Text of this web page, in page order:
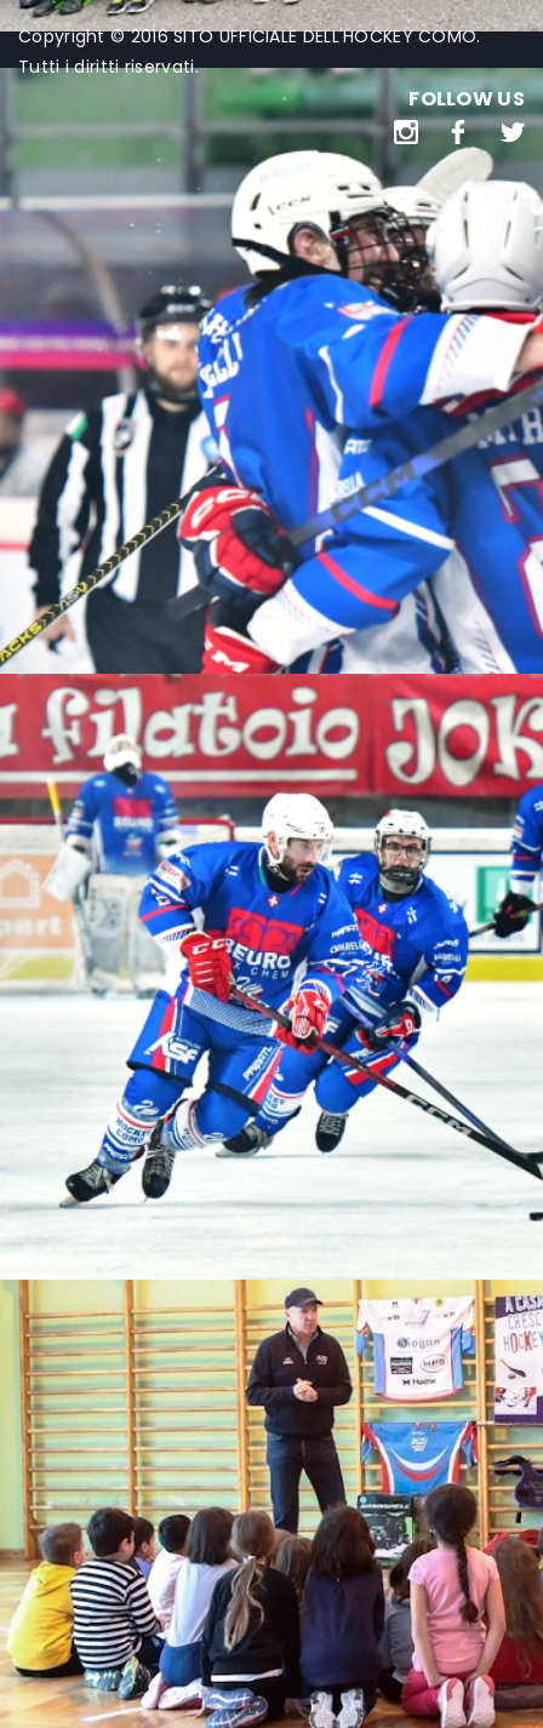
Copyright © 2016 SITO UFFICIALE DELL'HOCKEY COMO.
Tutti i diritti riservati.
FOLLOW US